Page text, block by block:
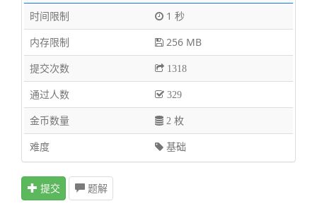
时间限制
1 秒
内存限制
256 MB
提交次数
1318
通过人数 329
金币数量 2 枚
难度 基础
提交 题解